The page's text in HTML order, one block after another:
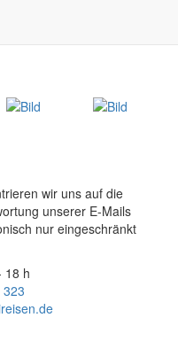
wir uns auf die
unserer E-Mails
nur eingeschränkt
18 h